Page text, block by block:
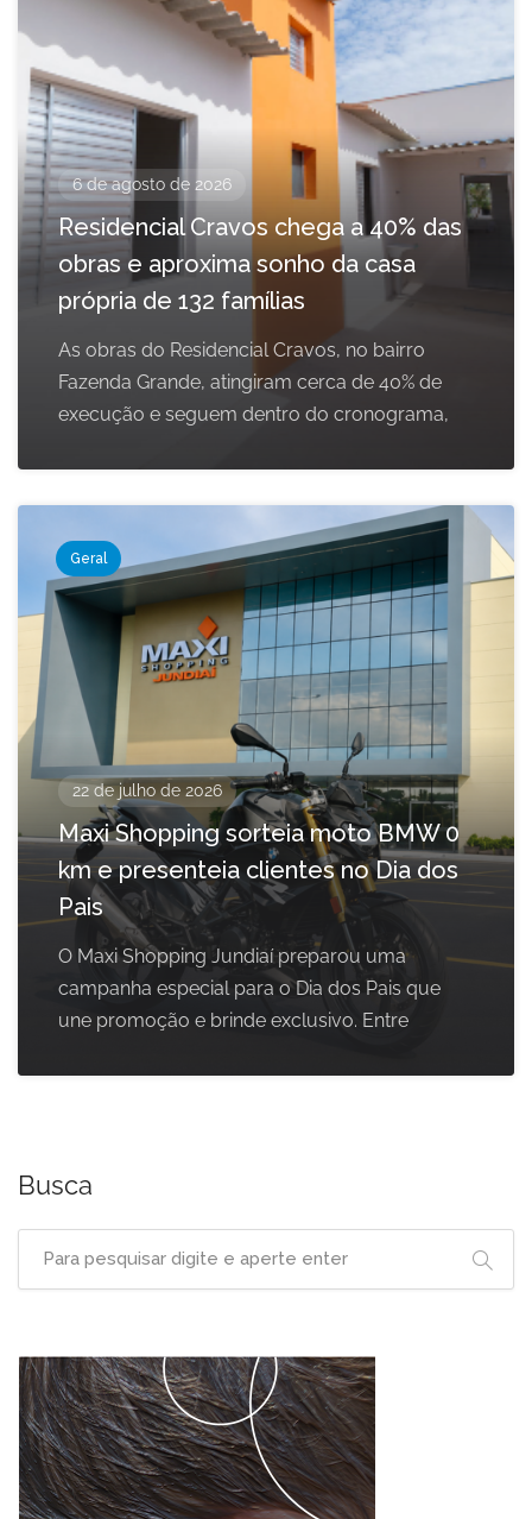
6 de agosto de 2026
Residencial Cravos chega a 40% das
obras e aproxima sonho da casa
própria de 132 famílias
As obras do Residencial Cravos, no bairro
Fazenda Grande, atingiram cerca de 40% de
execução e seguem dentro do cronograma,
Geral
22 de julho de 2026
Maxi Shopping sorteia moto BMW 0
km e presenteia clientes no Dia dos
Pais
O Maxi Shopping Jundiaí preparou uma
campanha especial para o Dia dos Pais que
une promoção e brinde exclusivo. Entre
Busca